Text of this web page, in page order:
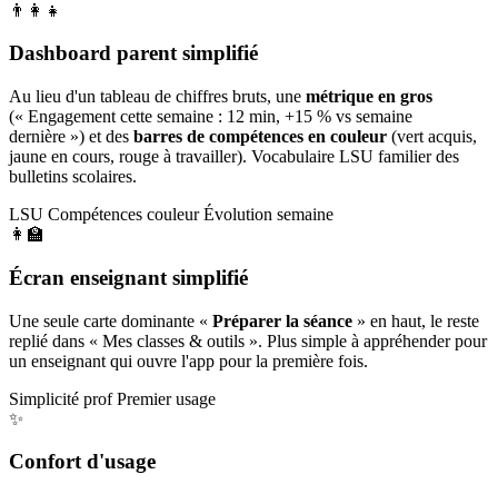
👨‍👩‍👧
Dashboard parent simplifié
Au lieu d'un tableau de chiffres bruts, une métrique en gros
(« Engagement cette semaine : 12 min, +15 % vs semaine
dernière ») et des barres de compétences en couleur (vert acquis,
jaune en cours, rouge à travailler). Vocabulaire LSU familier des
bulletins scolaires.
LSU Compétences couleur Évolution semaine
👩‍🏫
Écran enseignant simplifié
Une seule carte dominante « Préparer la séance » en haut, le reste
replié dans « Mes classes & outils ». Plus simple à appréhender pour
un enseignant qui ouvre l'app pour la première fois.
Simplicité prof Premier usage
✨
Confort d'usage